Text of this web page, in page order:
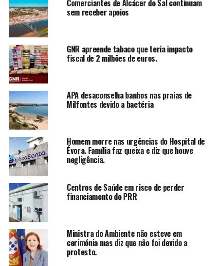
Comerciantes de Alcácer do Sal continuam
sem receber apoios
GNR apreende tabaco que teria impacto
fiscal de 2 milhões de euros.
APA desaconselha banhos nas praias de
Milfontes devido a bactéria
Homem morre nas urgências do Hospital de
Évora. Família faz queixa e diz que houve
negligência.
Centros de Saúde em risco de perder
financiamento do PRR
Ministra do Ambiente não esteve em
cerimónia mas diz que não foi devido a
protesto.